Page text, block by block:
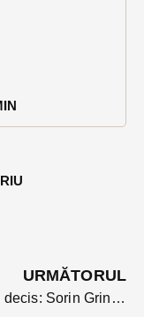
URMĂTORUL
PSD s-a decis: Sorin Grindeanu, președintele CJ Timis e noua propunere de premier